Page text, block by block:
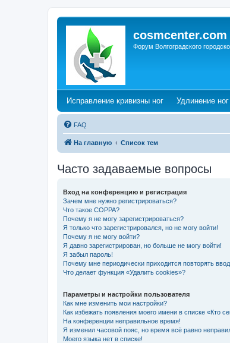
cosmcenter.com
Форум Волгоградского
Исправление кривизны ног(Opens a new tab)
Удлинение ног
FAQ
На главную Список тем
Часто задаваемые вопросы
Вход на конференцию и регистрация
Зачем мне нужно регистрироваться?
Что такое COPPA?
Почему я не могу зарегистрироваться?
Я только что зарегистрировался, но не могу войти!
Почему я не могу войти?
Я давно зарегистрирован, но больше не могу войти!
Я забыл пароль!
Почему мне периодически приходится повторять
Что делает функция «Удалить cookies»?
Параметры и настройки пользователя
Как мне изменить мои настройки?
Как избежать появления моего имени в списке «Кто
На конференции неправильное время!
Я изменил часовой пояс, но время всё равно
Моего языка нет в списке!